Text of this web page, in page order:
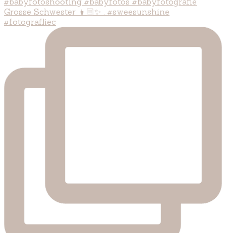
Grosse Schwester 👧🏼✨ . #sweesunshine
#fotografliec